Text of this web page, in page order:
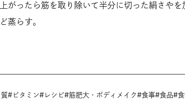
がったら筋を取り除いて半分に切った絹さや
蒸らす。
#ビタミン#レシピ#筋肥大・ボディメイク#食事#食品#